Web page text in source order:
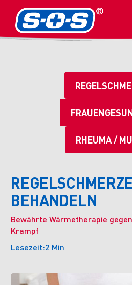
RHEUMA /
BEHANDELN
Bewährte Wärmetherapie
Krampf
Lesezeit:2 Min